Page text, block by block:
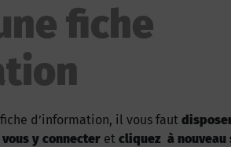
fiche
d’information, il vous faut
vous y connecter et cliquez à nouveau